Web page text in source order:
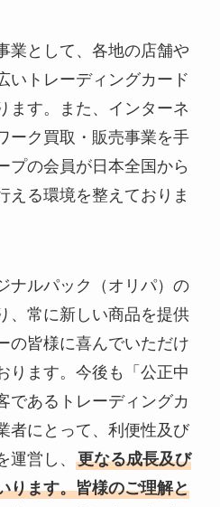
業として、各地の店舗や
いトレーディングカード
ます。また、インターネ
ーク買取・販売事業を手
プの会員が日本全国から
える環境を整えておりま
ナルパック（オリパ）の
、常に新しい商品を提供
の皆様に喜んでいただけ
ります。今後も「公正中
であるトレーディングカ
者にとって、利便性及び
営し、 更なる成長及び
ります。皆様のご理解と